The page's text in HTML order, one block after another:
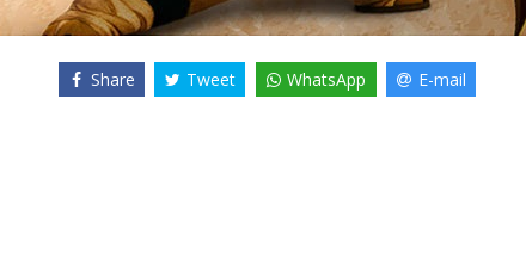
Share Tweet WhatsApp E-mail